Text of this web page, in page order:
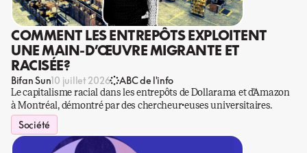
COMMENT LES ENTREPÔTS EXPLOITENT
UNE MAIN-D’ŒUVRE MIGRANTE ET
RACISÉE?
Bifan Sun10 juillet 2026 ABC de l'info
Le capitalisme racial dans les entrepôts de Dollarama et d’Amazon
à Montréal, démontré par des chercheur·euses universitaires.
Société